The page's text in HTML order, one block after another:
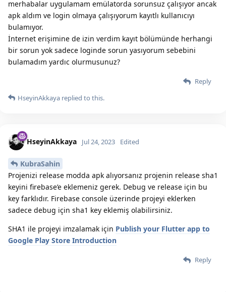
merhabalar uygulamam emülatorda sorunsuz çalışıyor ancak
apk aldım ve login olmaya çalışıyorum kayıtlı kullanıcıyı
bulamıyor.
İnternet erişimine de izin verdim kayıt bölümünde herhangi
bir sorun yok sadece loginde sorun yasıyorum sebebini
bulamadım yardıc olurmusunuz?
Reply
HseyinAkkaya replied to this.
HseyinAkkaya Jul 24, 2023 Edited
KubraSahin
Projenizi release modda apk alıyorsanız projenin release sha1
keyini firebase’e eklemeniz gerek. Debug ve release için bu
key farklıdır. Firebase console üzerinde projeyi eklerken
sadece debug için sha1 key eklemiş olabilirsiniz.
SHA1 ile projeyi imzalamak için Publish your Flutter app to
Google Play Store Introduction
Reply